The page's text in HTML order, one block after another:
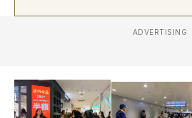
ADVERTISING